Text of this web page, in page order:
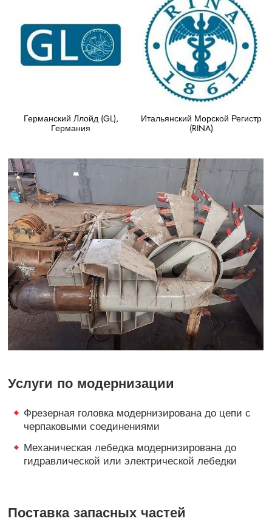
Германский Ллойд (GL),
Германия
Итальянский Морской Регистр
(RINA)
Услуги по модернизации
Фрезерная головка модернизирована до цепи с
черпаковыми соединениями
Механическая лебедка модернизирована до
гидравлической или электрической лебедки
Поставка запасных частей